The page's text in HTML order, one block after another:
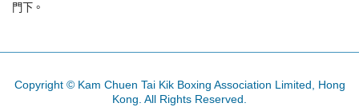
門下。
Copyright © Kam Chuen Tai Kik Boxing Association Limited, Hong
Kong. All Rights Reserved.